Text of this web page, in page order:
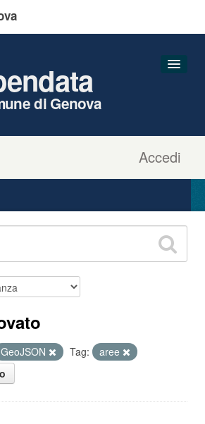
Accedi
di Genova
GeoJSON Tag:
aree